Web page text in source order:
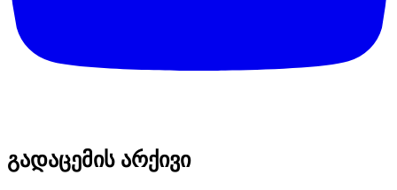
გადაცემის არქივი